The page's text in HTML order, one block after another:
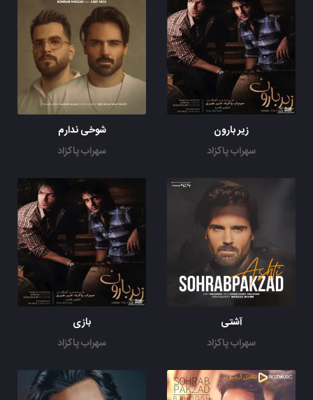
زیر بارون
سهراب پاکزاد
شوخی ندارم
سهراب پاکزاد
آشتی
سهراب پاکزاد
بازی
سهراب پاکزاد